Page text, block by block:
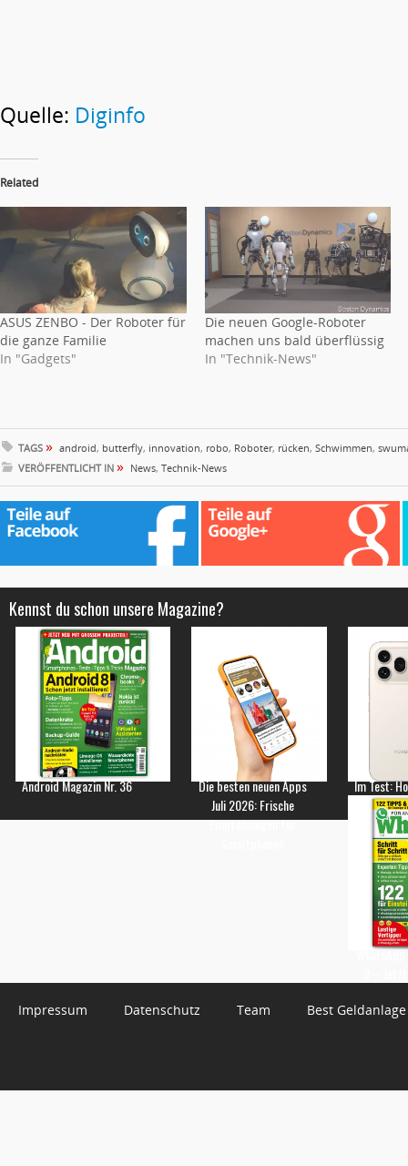
Quelle: Diginfo
Related
ASUS ZENBO - Der Roboter für
die ganze Familie
In "Gadgets"
Die neuen Google-Roboter
machen uns bald überflüssig
In "Technik-News"
TAGS » android, butterfly, innovation, robo, Roboter, rücken, Schwimmen,
VERÖFFENTLICHT IN » News, Technik-News
Kennst du schon unsere Magazine?
Android Magazin Nr. 36
Die besten neuen Apps
Juli 2026: Frische
Empfehlungen für
Im Test:
Impressum Datenschutz Team Best Geldanlage